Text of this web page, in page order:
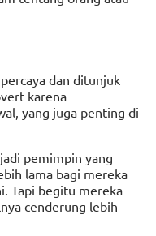
dan ditunjuk
karena
yang juga penting di
pemimpin yang
lama bagi mereka
Tapi begitu mereka
cenderung lebih